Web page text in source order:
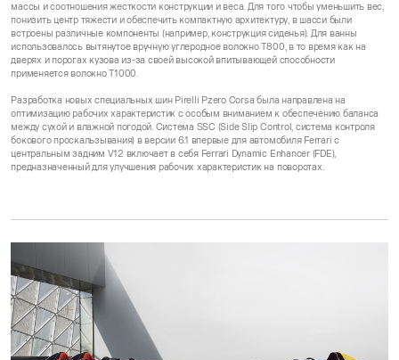
массы и соотношения жесткости конструкции и веса. Для того чтобы уменьшить вес,
понизить центр тяжести и обеспечить компактную архитектуру, в шасси были
встроены различные компоненты (например, конструкция сиденья). Для ванны
использовалось вытянутое вручную углеродное волокно T800, в то время как на
дверях и порогах кузова из-за своей высокой впитывающей способности
применяется волокно T1000.
Разработка новых специальных шин Pirelli Pzero Corsa была направлена на
оптимизацию рабочих характеристик с особым вниманием к обеспечению баланса
между сухой и влажной погодой. Система SSC (Side Slip Control, система контроля
бокового проскальзывания) в версии 6.1 впервые для автомобиля Ferrari с
центральным задним V12 включает в себя Ferrari Dynamic Enhancer (FDE),
предназначенный для улучшения рабочих характеристик на поворотах.